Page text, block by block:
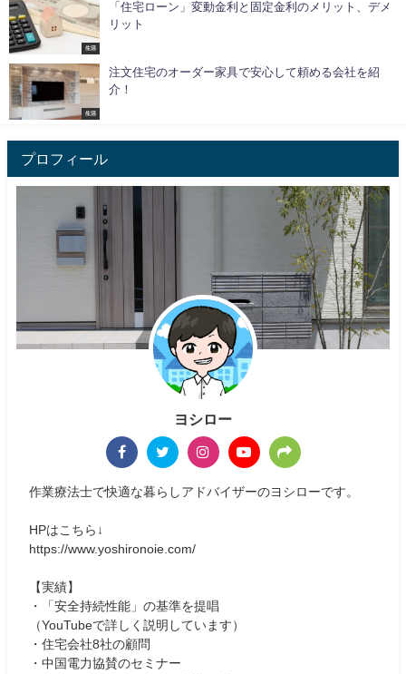
生活
「住宅ローン」変動金利と固定金利のメリット、デメ
リット
生活
注文住宅のオーダー家具で安心して頼める会社を紹
介！
プロフィール
ヨシロー
作業療法士で快適な暮らしアドバイザーのヨシローです。
HPはこちら↓
https://www.yoshironoie.com/
【実績】
・「安全持続性能」の基準を提唱
（YouTubeで詳しく説明しています）
・住宅会社8社の顧問
・中国電力協賛のセミナー